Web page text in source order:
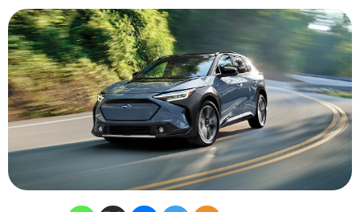
Казахстан вводит новые требования для
пожилых автомобилистов: как подобные правила
действуют в других странах
05:36, 23.07.2026 25
Запуск новых выездов к БАКАД
03:08, 22.07.2026 2180
Аннулированы десятки водительских прав
04:12, 18.07.2026
США меняют правила